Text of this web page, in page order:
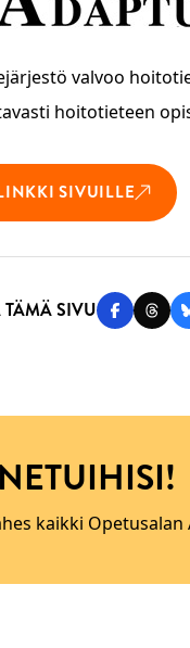
valvoo
hoitotieteen
SIVUILLE
TÄMÄ SIVU Jaa Jaa
kaikki